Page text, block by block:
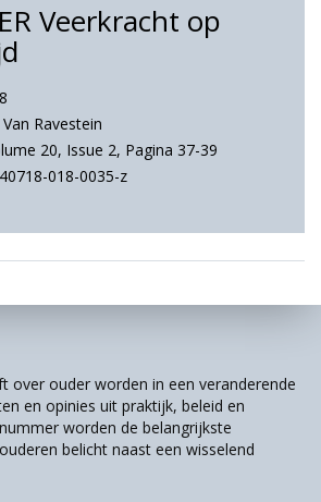
Veerkracht op
Ravestein
20, Issue 2, Pagina 37-39
018-0035-z
over ouder worden in een veranderende
en opinies uit praktijk, beleid en
worden de belangrijkste
belicht naast een wisselend